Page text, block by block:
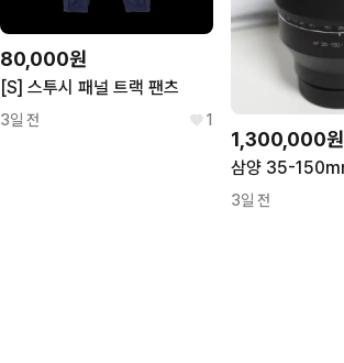
80,000원
[S] 스투시 패널 트랙 팬츠
3일 전 1
1,300,000원
3일 전